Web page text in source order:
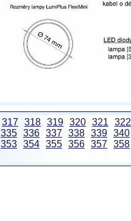
317 318 319 320 321 322
335 336 337 338 339 340
353 354 355 356 357 358